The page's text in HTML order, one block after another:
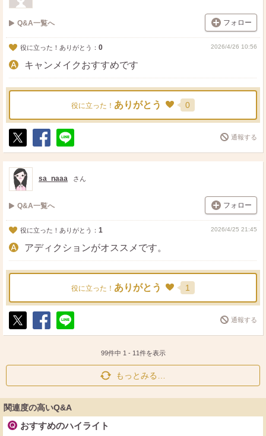
Q&A一覧へ フォロー
役に立った！ありがとう： 0 2026/4/26 10:56
キャンメイクおすすめです
役に立った！ ありがとう 0
ポ
ス
ト
シ
ェ
送
る
通報する
sa_naaa さん
Q&A一覧へ フォロー
役に立った！ありがとう： 1 2026/4/25 21:45
アディクションがオススメです。
役に立った！ ありがとう 1
ポ
シ
送
通報する
99件中 1 - 11件を表示
もっとみる…
関連度の高いQ&A
おすすめのハイライト